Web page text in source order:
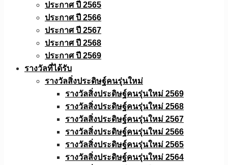
ประกาศ ปี 2565
ประกาศ ปี 2566
ประกาศ ปี 2567
ประกาศ ปี 2568
ประกาศ ปี 2569
รางวัลที่ได้รับ
รางวัลสิ่งประดิษฐ์คนรุ่นใหม่
รางวัลสิ่งประดิษฐ์คนรุ่นใหม่ 2569
รางวัลสิ่งประดิษฐ์คนรุ่นใหม่ 2568
รางวัลสิ่งประดิษฐ์คนรุ่นใหม่ 2567
รางวัลสิ่งประดิษฐ์คนรุ่นใหม่ 2566
รางวัลสิ่งประดิษฐ์คนรุ่นใหม่ 2565
รางวัลสิ่งประดิษฐ์คนรุ่นใหม่ 2564